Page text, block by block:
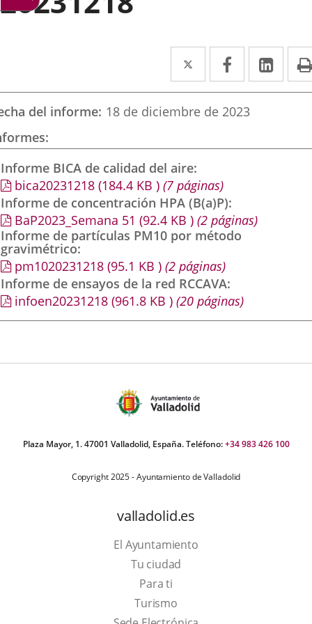
Twitter
Enlace
a
una
externa.
Facebook
Enlace
a
una
externa.
a
del informe 18 de diciembre de 2023
Informe BICA de calidad del aire
bica20231218 (184.4 KB ) (7 páginas)
Informe de concentración HPA (B(a)P)
BaP2023_Semana 51 (92.4 KB ) (2 páginas)
Informe de partículas PM10 por método
gravimétrico
pm1020231218 (95.1 KB ) (2 páginas)
Informe de ensayos de la red RCCAVA
infoen20231218 (961.8 KB ) (20 páginas)
Plaza Mayor, 1. 47001 Valladolid, España. Teléfono:+34 983 426 100
Copyright 2025 - Ayuntamiento de Valladolid
valladolid.es
El Ayuntamiento
Tu ciudad
Para ti
TurismoEste